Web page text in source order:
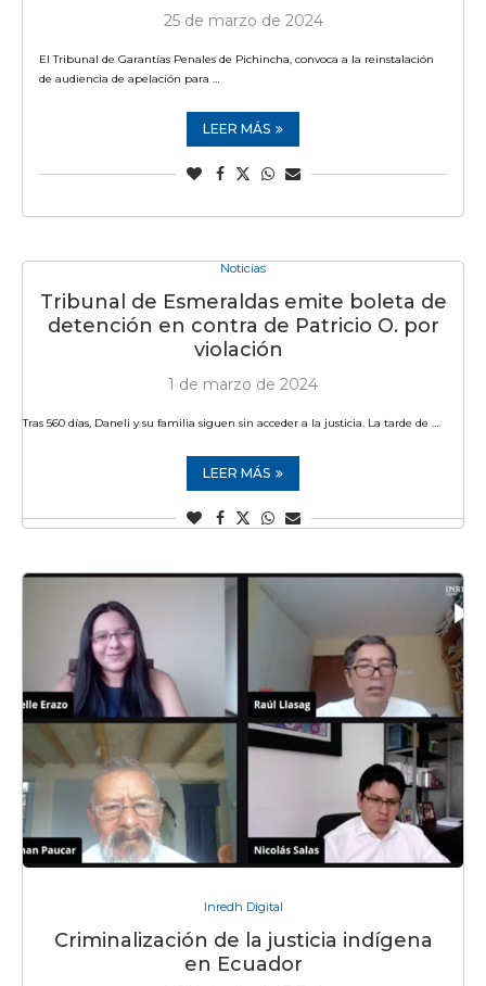
25 de marzo de 2024
El Tribunal de Garantías Penales de Pichincha, convoca a la reinstalación
de audiencia de apelación para …
LEER MÁS
Noticias
Tribunal de Esmeraldas emite boleta de
detención en contra de Patricio O. por
violación
1 de marzo de 2024
Tras 560 días, Daneli y su familia siguen sin acceder a la justicia. La tarde de …
LEER MÁS
Inredh Digital
Criminalización de la justicia indígena
en Ecuador